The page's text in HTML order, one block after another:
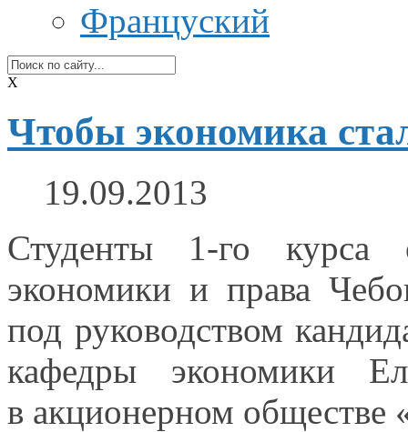
Француский
X
Чтобы экономика
19.09.2013
Студенты 1-го курса
экономики и права
под руководством
кафедры экономики
в акционерном обществе